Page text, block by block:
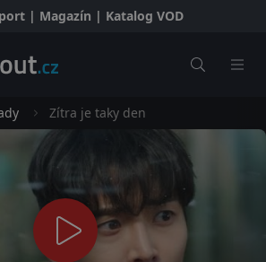
| Magazín | Katalog VOD
Zítra je taky den